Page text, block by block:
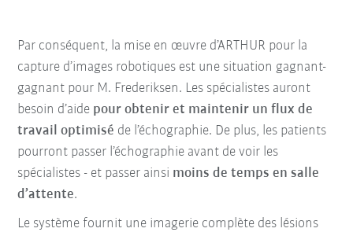
Par conséquent, la mise en œuvre d’ARTHUR pour la
capture d’images robotiques est une situation gagnant-
gagnant pour M. Frederiksen. Les spécialistes auront
besoin d’aide pour obtenir et maintenir un flux de
travail optimisé de l’échographie. De plus, les patients
pourront passer l’échographie avant de voir les
spécialistes - et passer ainsi moins de temps en salle
d’attente.
Le système fournit une imagerie complète des lésions